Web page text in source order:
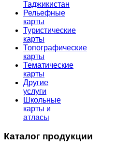
Таджикистан
Рельефные
карты
Туристические
карты
Топографические
карты
Тематические
карты
Другие
услуги
Школьные
карты и
атласы
Каталог продукции